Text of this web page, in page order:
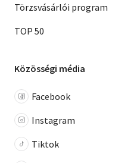
Törzsvásárlói program
TOP 50
Közösségi média
Facebook
Instagram
Tiktok